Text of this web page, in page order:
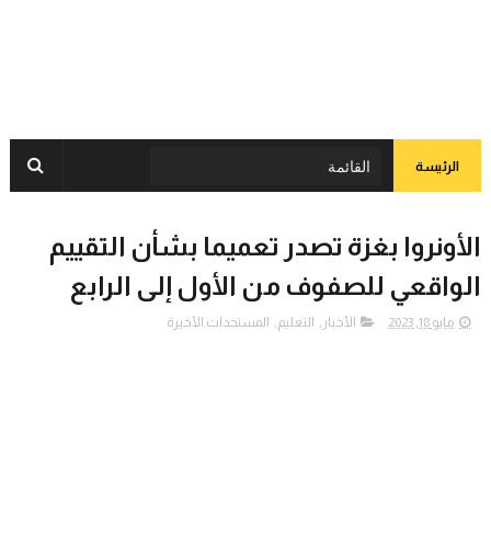
الرئيسة
الأونروا بغزة تصدر تعميما بشأن التقييم
الواقعي للصفوف من الأول إلى الرابع
مايو 18, 2023 الأخبار , التعليم, المستجدات الأخيرة